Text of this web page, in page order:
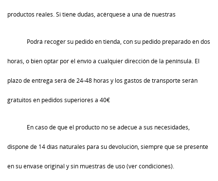
productos reales. Si tiene dudas, acérquese a una de nuestras
Podrá recoger su pedido en tienda, con su pedido preparado en dos
horas, o bien optar por el envío a cualquier dirección de la península. El
plazo de entrega será de 24-48 horas y los gastos de transporte serán
gratuitos en pedidos superiores a 40€
En caso de que el producto no se adecue a sus necesidades,
dispone de 14 días naturales para su devolución, siempre que se presente
en su envase original y sin muestras de uso (ver condiciones).